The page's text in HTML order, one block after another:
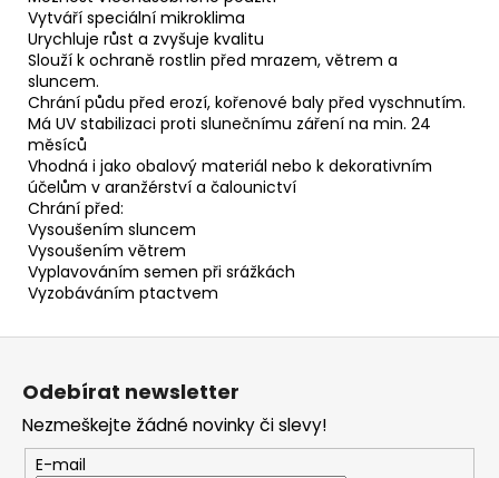
Vytváří speciální mikroklima
Urychluje růst a zvyšuje kvalitu
Slouží k ochraně rostlin před mrazem, větrem a
sluncem.
Chrání půdu před erozí, kořenové baly před vyschnutím.
Má UV stabilizaci proti slunečnímu záření na min. 24
měsíců
Vhodná i jako obalový materiál nebo k dekorativním
účelům v aranžérství a čalounictví
Chrání před:
Vysoušením sluncem
Vysoušením větrem
Vyplavováním semen při srážkách
Vyzobáváním ptactvem
Odebírat newsletter
Nezmeškejte žádné novinky či slevy!
E-mail